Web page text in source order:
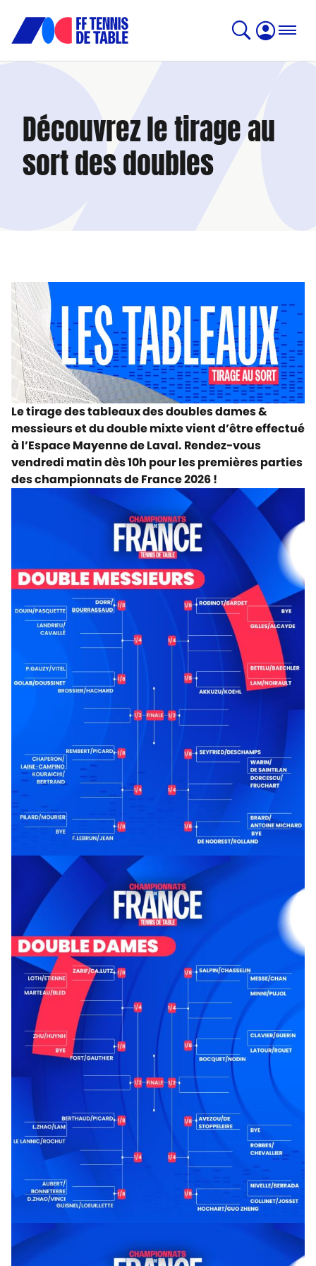
Découvrez le tirage au
sort des doubles
Le tirage des tableaux des doubles dames &
messieurs et du double mixte vient d’être effectué
à l’Espace Mayenne de Laval. Rendez-vous
vendredi matin dès 10h pour les premières parties
des championnats de France 2026 !